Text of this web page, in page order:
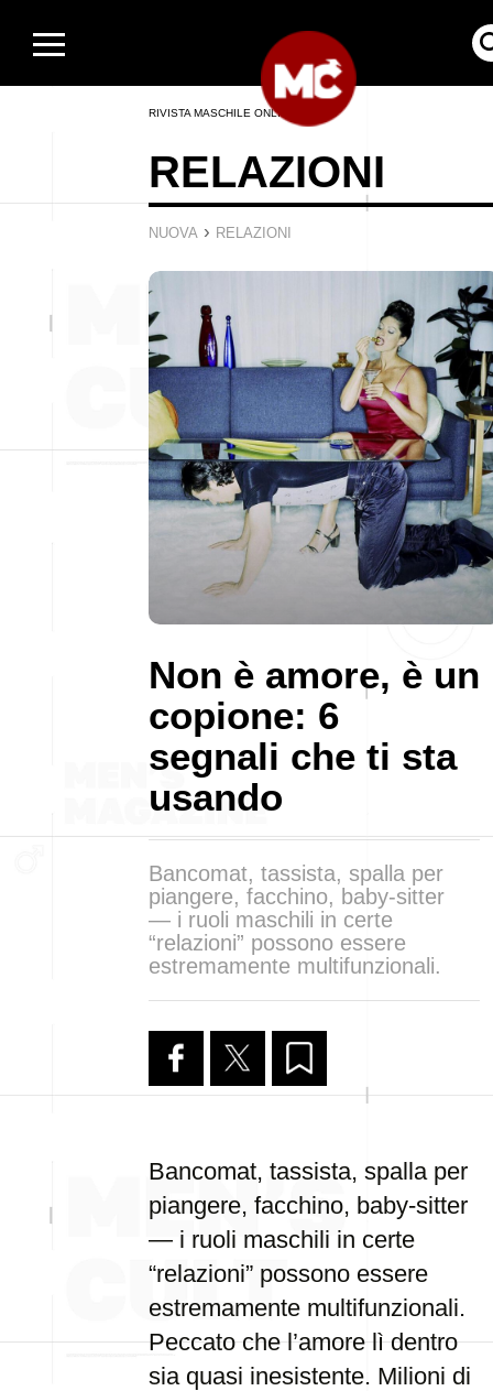
RIVISTA MASCHILE ONLINE
RELAZIONI
NUOVA › RELAZIONI
Non è amore, è un
copione: 6
segnali che ti sta
usando
Bancomat, tassista, spalla per
piangere, facchino, baby-sitter
— i ruoli maschili in certe
“relazioni” possono essere
estremamente multifunzionali.
Bancomat, tassista, spalla per
piangere, facchino, baby-sitter
— i ruoli maschili in certe
“relazioni” possono essere
estremamente multifunzionali.
Peccato che l’amore lì dentro
sia quasi inesistente. Milioni di